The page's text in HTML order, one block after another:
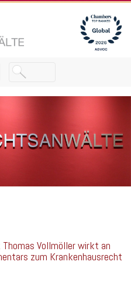
Vollmöller wirkt an
zum Krankenhausrecht